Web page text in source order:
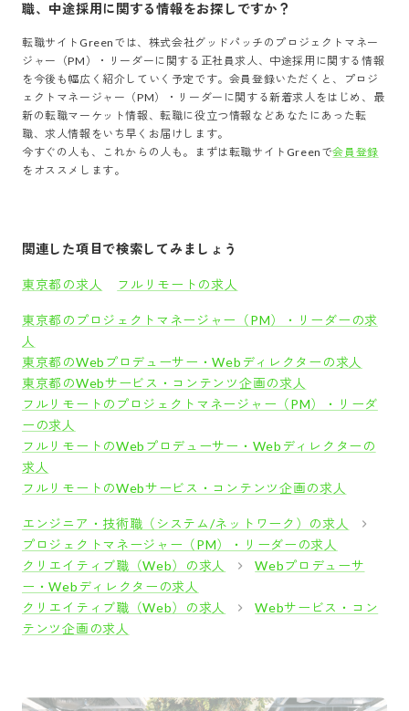
職、中途採用に関する情報をお探しですか？
転職サイトGreenでは、 株式会社グッドパッチ の プロジェクトマネー
ジャー（PM）・リーダー に関する正社員求人、中途採用に関する情報
を今後も幅広く紹介していく予定です。会員登録いただくと、
プロジ
ェクトマネージャー（PM）・リーダー に関する新着求人をはじめ、最
新の転職マーケット情報、転職に役立つ情報などあなたにあった転
職、求人情報をいち早くお届けします。
今すぐの人も、これからの人も。まずは転職サイトGreenで会員登録
をオススメします。
関連した項目で検索してみましょう
東京都の求人 フルリモートの求人
東京都のプロジェクトマネージャー（PM）・リーダーの求
人
東京都のWebプロデューサー・Webディレクターの求人
東京都のWebサービス・コンテンツ企画の求人
フルリモートのプロジェクトマネージャー（PM）・リーダ
ーの求人
フルリモートのWebプロデューサー・Webディレクターの
求人
フルリモートのWebサービス・コンテンツ企画の求人
エンジニア・技術職（システム/ネットワーク）の求人
プロジェクトマネージャー（PM）・リーダーの求人
クリエイティブ職（Web）の求人
Webプロデューサ
ー・Webディレクターの求人
クリエイティブ職（Web）の求人
Webサービス・コン
テンツ企画の求人